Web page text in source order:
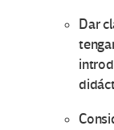
Dar